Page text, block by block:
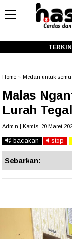
TERKINI
Home Medan untuk
Malas
Lurah
Admin | Kamis, 20 Maret
bacakan stop
Sebarkan: